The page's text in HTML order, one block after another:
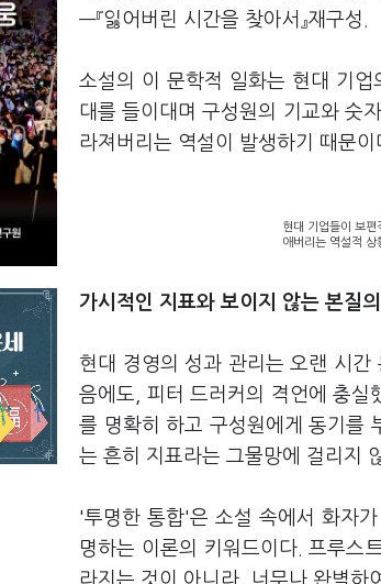
—『잃어버린 시간을 찾아서』재구성.
소설의 이 문학적 일화는 현대 기
대를 들이대며 구성원의 기교와 숫
라져버리는 역설이 발생하기 때문이
현대 기업들이 보
애버리는 역설적
가시적인 지표와 보이지 않는 본질의
현대 경영의 성과 관리는 오랜 시
음에도, 피터 드러커의 격언에 충
를 명확히 하고 구성원에게 동기를
는 흔히 지표라는 그물망에 걸리지
'투명한 통합'은 소설 속에서 화자
명하는 이론의 키워드이다. 프루스
라지는 것이 아니라, 너무나 완벽하